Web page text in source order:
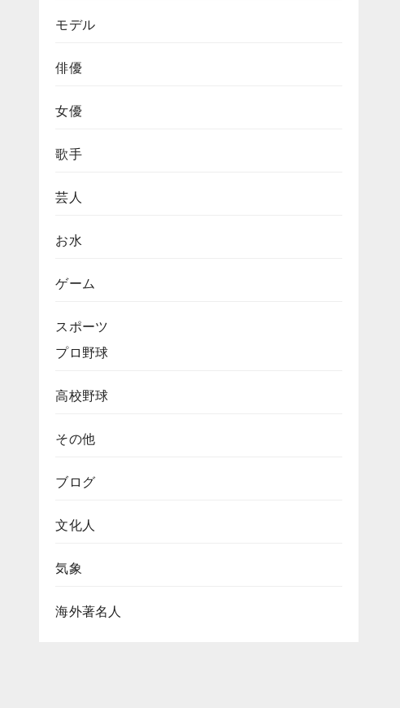
モデル
俳優
女優
歌手
芸人
お水
ゲーム
スポーツ
プロ野球
高校野球
その他
ブログ
文化人
気象
海外著名人